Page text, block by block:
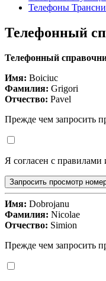
Телефоны
Телефонный
Телефонный
Имя: Boiciuc
Фамилия: Grigori
Отчество: Pavel
Прежде чем запросить
Я согласен с правилами
Запросить просмотр
Имя: Dobrojanu
Фамилия: Nicolae
Отчество: Simion
Прежде чем запросить